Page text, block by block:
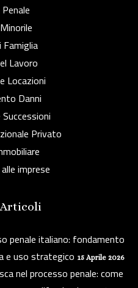
Lavoro
Locazioni
Danni
Privato
imprese
penale italiano: fondamento
e uso strategico 15 Aprile 2026
nel processo penale: come